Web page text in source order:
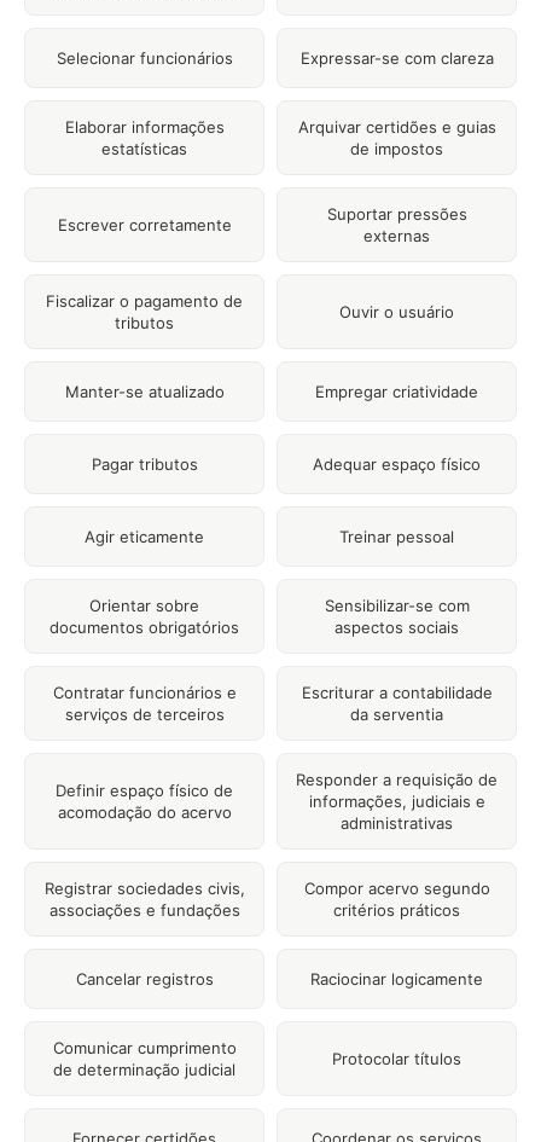
Selecionar funcionários Expressar-se com clareza
Elaborar informações
estatísticas
Arquivar certidões e guias
de impostos
Escrever corretamente
Suportar pressões
externas
Fiscalizar o pagamento de
tributos
Ouvir o usuário
Manter-se atualizado Empregar criatividade
Pagar tributos Adequar espaço físico
Agir eticamente Treinar pessoal
Orientar sobre
documentos obrigatórios
Sensibilizar-se com
aspectos sociais
Contratar funcionários e
serviços de terceiros
Escriturar a contabilidade
da serventia
Definir espaço físico de
acomodação do acervo
Responder a requisição de
informações, judiciais e
administrativas
Registrar sociedades civis,
associações e fundações
Compor acervo segundo
critérios práticos
Cancelar registros Raciocinar logicamente
Comunicar cumprimento
de determinação judicial
Protocolar títulos